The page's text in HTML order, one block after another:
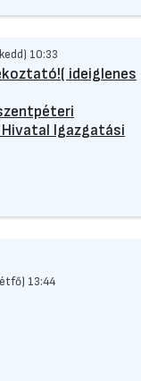
10:33
ideiglenes
Igazgatási
13:44